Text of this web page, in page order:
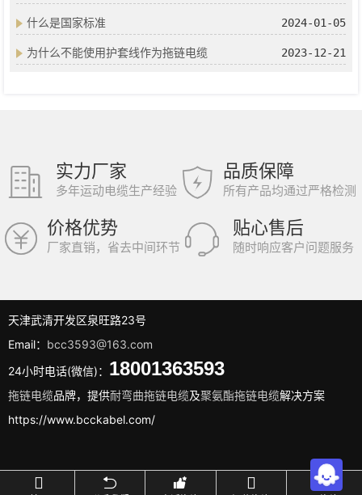
什么是国家标准 2024-01-05
为什么不能使用护套线作为拖链电缆 2023-12-21
实力厂家
多年运动电缆生产经验
品质保障
所有产品均通过严格检测
价格优势
厂家直销，省去中间环节
贴心售后
随时响应客户问题服务
天津武清开发区泉旺路23号
Email： bcc3593@163.com
24小时电话(微信)： 18001363593
拖链电缆品牌，提供耐弯曲拖链电缆及聚氨酯拖链电缆解决方案
https://www.bcckabel.com/
    